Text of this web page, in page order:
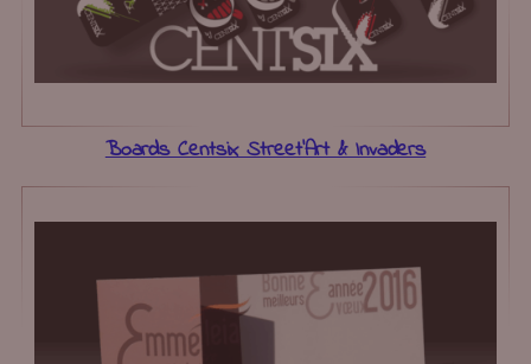
Boards Centsix Street’Art & Invaders